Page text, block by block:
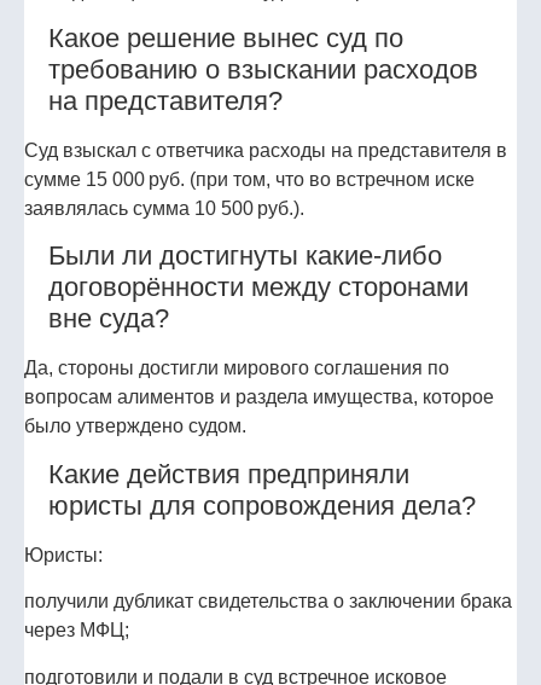
Какое решение вынес суд по
требованию о взыскании расходов
на представителя?
Суд взыскал с ответчика расходы на представителя в
сумме 15 000 руб. (при том, что во встречном иске
заявлялась сумма 10 500 руб.).
Были ли достигнуты какие‑либо
договорённости между сторонами
вне суда?
Да, стороны достигли мирового соглашения по
вопросам алиментов и раздела имущества, которое
было утверждено судом.
Какие действия предприняли
юристы для сопровождения дела?
Юристы:
получили дубликат свидетельства о заключении брака
через МФЦ;
подготовили и подали в суд встречное исковое